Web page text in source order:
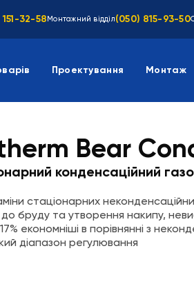
32-58 Монтажний відділ(050) 815-93-50
Проектування Монтаж
Bear
конденсаційний
стаціонарних
до бруду та утворення накипу,
економніші в порівнянні з
діапазон регулювання